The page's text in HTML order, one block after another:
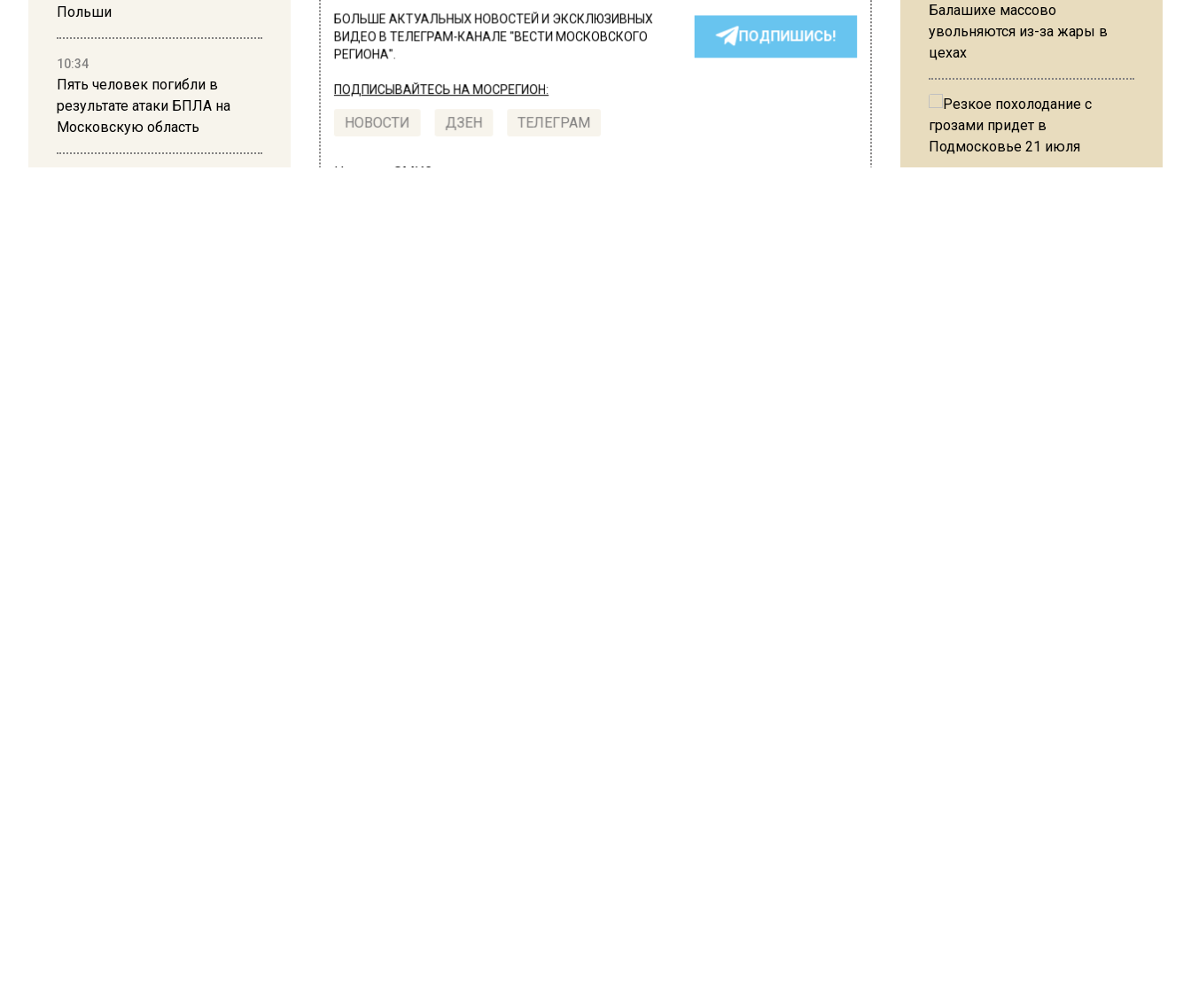
Польши
10:34
Пять человек погибли в
результате атаки БПЛА на
Московскую область
БОЛЬШЕ АКТУАЛЬНЫХ НОВОСТЕЙ И ЭКСКЛЮЗИВНЫХ
ВИДЕО В ТЕЛЕГРАМ-КАНАЛЕ "ВЕСТИ МОСКОВСКОГО
РЕГИОНА".
ПОДПИШИСЬ!
ПОДПИСЫВАЙТЕСЬ НА МОСРЕГИОН:
НОВОСТИ ДЗЕН ТЕЛЕГРАМ
Новости СМИ2
Балашихе массово
увольняются из-за жары в
цехах